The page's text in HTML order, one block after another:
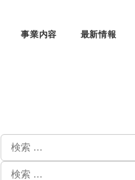
事業内容 最新情報